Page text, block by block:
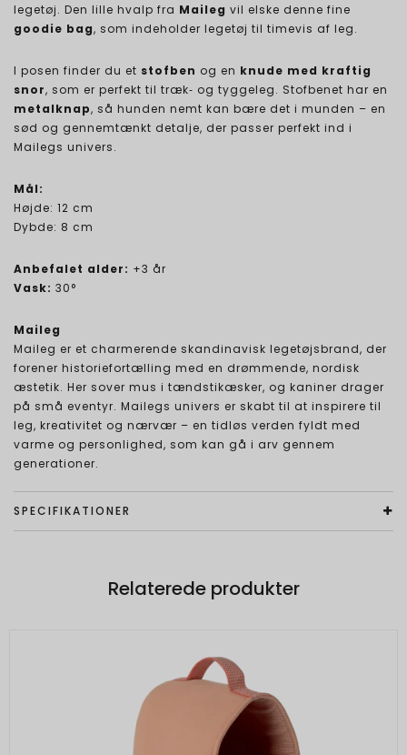
legetøj. Den lille hvalp fra Maileg vil elske denne fine
goodie bag, som indeholder legetøj til timevis af leg.
I posen finder du et stofben og en knude med kraftig
snor, som er perfekt til træk‑ og tyggeleg. Stofbenet har en
metalknap, så hunden nemt kan bære det i munden – en
sød og gennemtænkt detalje, der passer perfekt ind i
Mailegs univers.
Mål:
Højde: 12 cm
Dybde: 8 cm
Anbefalet alder: +3 år
Vask: 30°
Maileg
Maileg er et charmerende skandinavisk legetøjsbrand, der
forener historiefortælling med en drømmende, nordisk
æstetik. Her sover mus i tændstikæsker, og kaniner drager
på små eventyr. Mailegs univers er skabt til at inspirere til
leg, kreativitet og nærvær – en tidløs verden fyldt med
varme og personlighed, som kan gå i arv gennem
generationer.
SPECIFIKATIONER
Relaterede produkter